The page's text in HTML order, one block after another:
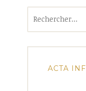
ACTA